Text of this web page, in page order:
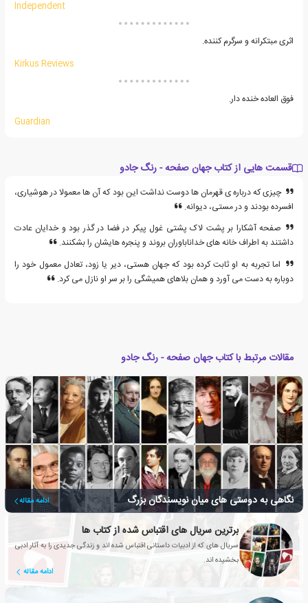
Independent
اثری مبتکرانه و سرگرم کننده.
Kirkus Reviews
فوق العاده خنده دار.
Guardian
قسمت هایی از کتاب جهان صفحه - رنگ جادو
چیزی که درباره ی قهرمان ها دوست نداشت این بود که آن ها معمولا در هوشیاری،
افسرده بودند و در مستی، دیوانه.
صفحه آشکارا بر پشت لاک پشتی غول پیکر در فضا در گذر بود و خدایان عادت
داشتند به اطراف خانه های خداناباوران بروند و پنجره هایشان را بشکنند.
اما تجربه به او ثابت کرده بود که جهان هستی، دیر یا زود، تعادل معمول خود را
دوباره به دست می آورد و همان بلاهای همیشگی را بر سر او نازل می کرد.
مقالات مرتبط با کتاب جهان صفحه - رنگ جادو
نگاهی به دوستی های میان نویسندگان بزرگ ادامه مقاله
برترین سریال های اقتباس شده از کتاب ها
سریال های که از ادبیات داستانی اقتباس شده اند و زندگی جدیدی را به آثار ادبی
بخشیده اند.
ادامه مقاله